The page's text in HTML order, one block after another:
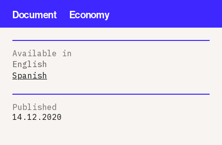
Document Economy
Available in
English
Spanish
Published
14.12.2020